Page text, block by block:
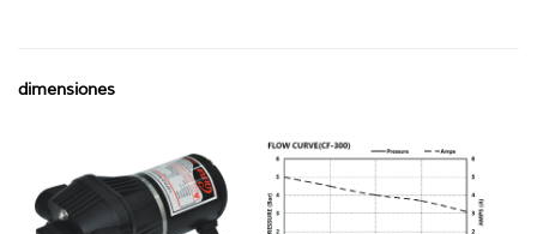
dimensiones